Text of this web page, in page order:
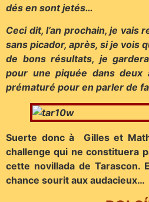
dés en sont jetés…
Ceci dit, l’an prochain, je vais
sans picador, après, si je vois
de bons résultats, je
pour une piquée dans deux
prématuré pour en parler de
Suerte donc à Gilles et
challenge qui ne constituera
cette novillada de Tarascon.
chance sourit aux audacieux…